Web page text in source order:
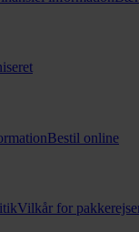
Bestil online
Vilkår for